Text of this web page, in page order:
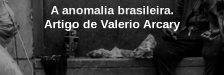
A anomalia brasileira.
Artigo de Valerio Arcary